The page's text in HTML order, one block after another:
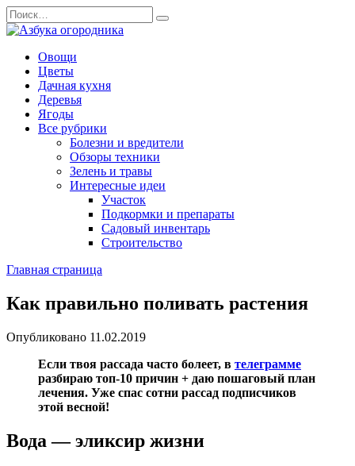
Перейти
к
содержанию
Search
for:
Овощи
Цветы
Дачная кухня
Деревья
Ягоды
Все рубрики
Болезни и вредители
Обзоры техники
Зелень и травы
Интересные идеи
Участок
Подкормки и препараты
Садовый инвентарь
Строительство
Главная страница
Как правильно поливать растения
Опубликовано 11.02.2019
Если твоя рассада часто болеет, в телеграмме
разбираю топ-10 причин + даю пошаговый план
лечения. Уже спас сотни рассад подписчиков
этой весной!
Вода — эликсир жизни